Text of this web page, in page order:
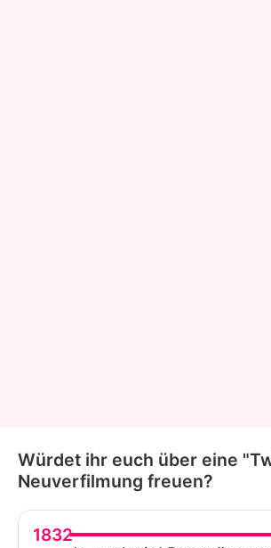
Würdet ihr euch über eine
Neuverfilmung freuen?
1832